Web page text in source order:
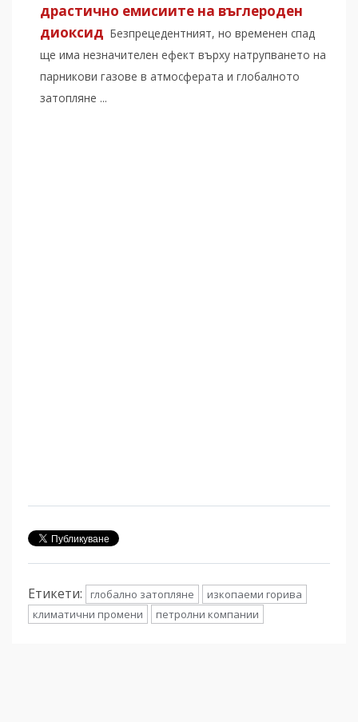
драстично емисиите на въглероден
диоксид Безпрецедентният, но временен спад
ще има незначителен ефект върху натрупването на
парникови газове в атмосферата и глобалното
затопляне ...
Етикети: глобално затопляне
изкопаеми горива
климатични промени
петролни компании